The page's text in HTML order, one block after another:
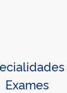
Exames